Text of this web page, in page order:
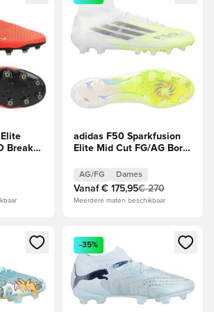
Break
adidas F50 Sparkfusion
Elite Mid Cut FG/AG Born
Wit/Zilver/Geel Dames
AG/FG Dames
Vanaf € 175,95€ 270
Meerdere maten beschikbaar
om in te loggen of je aan te melden als
Opent een venster om in te
-35%